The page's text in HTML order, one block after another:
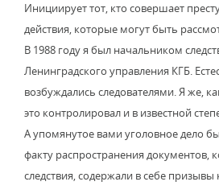
Инициирует тот, кто совершает
действия, которые могут быть
В 1988 году я был начальником
Ленинградского управления КГБ.
возбуждались следователями. Я же,
это контролировал и в известной
А упомянутое вами уголовное дело
факту распространения документов,
следствия, содержали в себе